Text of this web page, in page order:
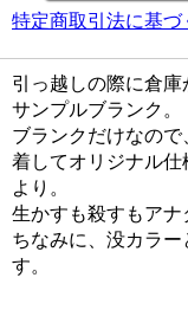
特定商取引法に基づ
引っ越しの際に倉
サンプルブランク。
ブランクだけなの
着してオリジナル
より。
生かすも殺すもアナ
ちなみに、没カラ
す。